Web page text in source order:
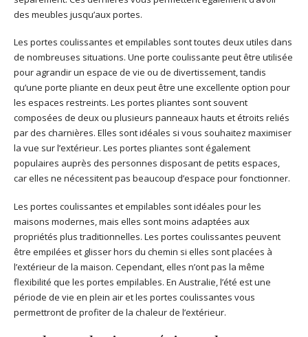
des meubles jusqu’aux portes.
Les portes coulissantes et empilables sont toutes deux utiles dans
de nombreuses situations. Une porte coulissante peut être utilisée
pour agrandir un espace de vie ou de divertissement, tandis
qu’une porte pliante en deux peut être une excellente option pour
les espaces restreints. Les portes pliantes sont souvent
composées de deux ou plusieurs panneaux hauts et étroits reliés
par des charnières. Elles sont idéales si vous souhaitez maximiser
la vue sur l’extérieur. Les portes pliantes sont également
populaires auprès des personnes disposant de petits espaces,
car elles ne nécessitent pas beaucoup d’espace pour fonctionner.
Les portes coulissantes et empilables sont idéales pour les
maisons modernes, mais elles sont moins adaptées aux
propriétés plus traditionnelles. Les portes coulissantes peuvent
être empilées et glisser hors du chemin si elles sont placées à
l’extérieur de la maison. Cependant, elles n’ont pas la même
flexibilité que les portes empilables. En Australie, l’été est une
période de vie en plein air et les portes coulissantes vous
permettront de profiter de la chaleur de l’extérieur.